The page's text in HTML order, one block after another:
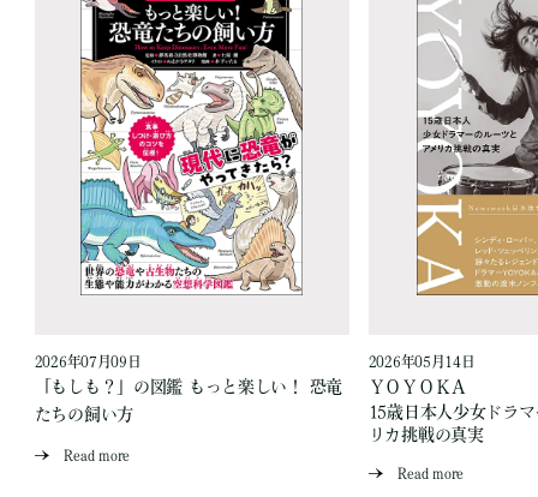
2026年07月09日
「もしも？」の図鑑 もっと楽しい！ 恐竜
たちの飼い方
Read more
2026年05月14日
ＹＯＹＯＫＡ
15歳日本人少女ドラ
リカ挑戦の真実
Read more